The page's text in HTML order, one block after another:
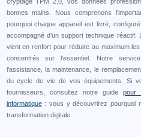
cryptage TPM 2.0, vos données
bonnes mains. Nous comprenons
pourquoi chaque appareil est livré,
accompagné d’un support technique
vient en renfort pour réduire au maximum
concentrés sur l’essentiel. Notre
l’assistance, la maintenance, le
du cycle de vie de vos équipements. Si
fournisseurs, consultez notre guide pour
informatique: vous y découvrirez pourquoi
transformation digitale.